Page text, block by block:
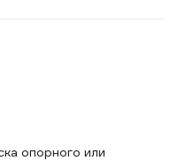
опорного или